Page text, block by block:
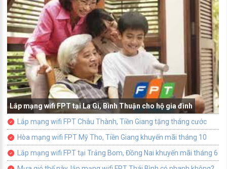
Lắp mạng wifi FPT tại La Gi, Bình Thuận cho hộ gia đình
Lắp mạng wifi FPT Châu Thành, Tiền Giang tặng tháng cước
Hòa mạng wifi FPT Mỹ Tho, Tiền Giang khuyến mãi tháng 10
Lắp mạng wifi FPT tại Trảng Bom, Đồng Nai khuyến mãi tháng 6